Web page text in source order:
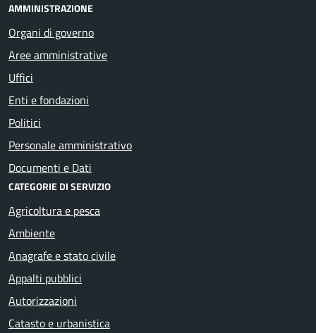
AMMINISTRAZIONE
Organi di governo
Aree amministrative
Uffici
Enti e fondazioni
Politici
Personale amministrativo
Documenti e Dati
CATEGORIE DI SERVIZIO
Agricoltura e pesca
Ambiente
Anagrafe e stato civile
Appalti pubblici
Autorizzazioni
Catasto e urbanistica